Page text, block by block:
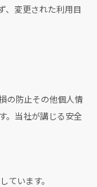
、変更された利用目
の防止その他個人情
。当社が講じる安全
ています。